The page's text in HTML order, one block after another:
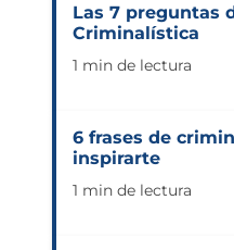
Las 7 preguntas
Criminalística
1 min de lectura
6 frases de
inspirarte
1 min de lectura